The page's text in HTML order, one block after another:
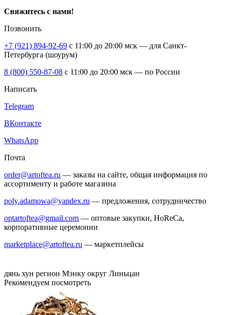
Свяжитесь с нами!
Позвонить
+7 (921) 894-92-69 c 11:00 до 20:00 мск — для Санкт-
Петербурга (шоурум)
8 (800) 550-87-08 c 11:00 до 20:00 мск — по России
Написать
Telegram
ВКонтакте
WhatsApp
Почта
order@artoftea.ru — заказы на сайте, общая информация по
ассортименту и работе магазина
poly.adamowa@yandex.ru — предложения, сотрудничество
optartoftea@gmail.com — оптовые закупки, HoReCa,
корпоративные церемонии
marketplace@artoftea.ru — маркетплейсы
дянь хун регион Мэнку округ Линьцан
Рекомендуем посмотреть